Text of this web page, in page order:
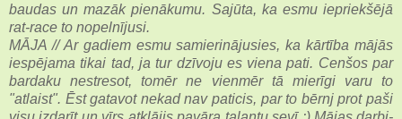
baudas un mazāk pienākumu. Sajūta, ka esmu iepriekšējā
rat-race to nopelnījusi.
MĀJA // Ar gadiem esmu samierinājusies, ka kārtība mājās
iespējama tikai tad, ja tur dzīvoju es viena pati. Cenšos par
bardaku nestresot, tomēr ne vienmēr tā mierīgi varu to
"atlaist". Ēst gatavot nekad nav paticis, par to bērnj prot paši